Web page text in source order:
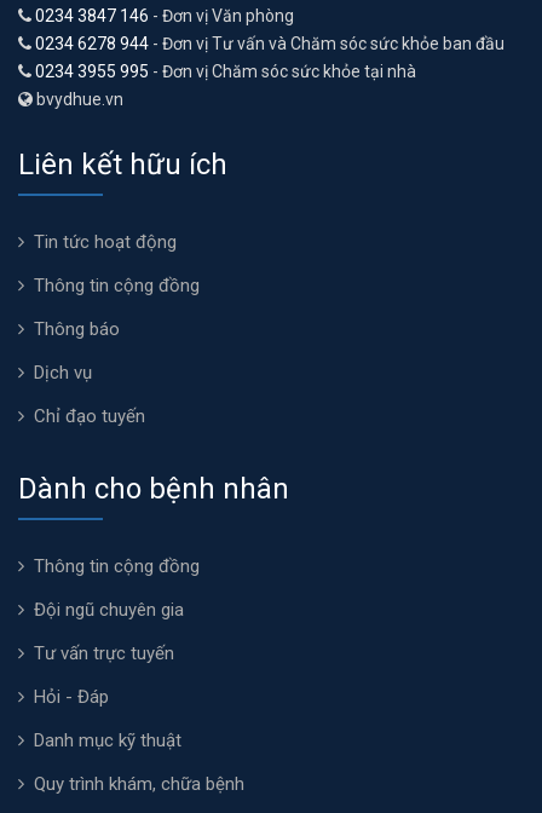
0234 3847 146 - Đơn vị Văn phòng
0234 6278 944 - Đơn vị Tư vấn và Chăm sóc sức khỏe ban đầu
0234 3955 995 - Đơn vị Chăm sóc sức khỏe tại nhà
bvydhue.vn
Liên kết hữu ích
Tin tức hoạt động
Thông tin cộng đồng
Thông báo
Dịch vụ
Chỉ đạo tuyến
Dành cho bệnh nhân
Thông tin cộng đồng
Đội ngũ chuyên gia
Tư vấn trực tuyến
Hỏi - Đáp
Danh mục kỹ thuật
Quy trình khám, chữa bệnh